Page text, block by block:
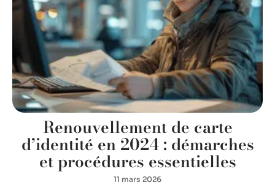
Renouvellement de carte
d’identité en 2024 : démarches
et procédures essentielles
11 mars 2026